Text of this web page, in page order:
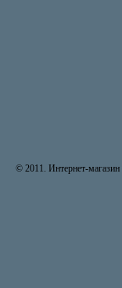
© 2011. Интернет-